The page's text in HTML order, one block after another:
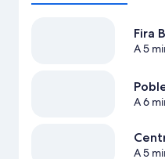
Fira
A 5
A 6
A 5